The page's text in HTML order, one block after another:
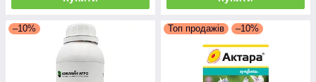
–10% Топ продажів –10%